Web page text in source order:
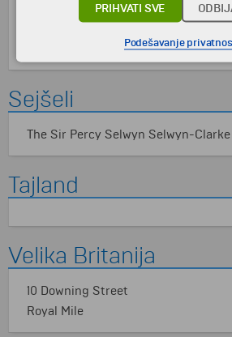
Sejšeli
The Sir Percy Selwyn Selwyn-
Tajland
Velika Britanija
10 Downing Street
Royal Mile
PRIHVATI SVE
Podešavanje